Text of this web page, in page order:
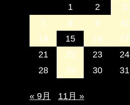
1 2 3
7
8 9 10
14
15 16 17
21
22 23 24
28
29 30 31
« 9月 11月 »